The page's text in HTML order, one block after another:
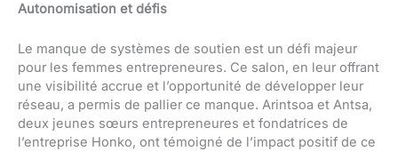
Autonomisation et défis
Le manque de systèmes de soutien est un défi majeur
pour les femmes entrepreneures. Ce salon, en leur offrant
une visibilité accrue et l’opportunité de développer leur
réseau, a permis de pallier ce manque. Arintsoa et Antsa,
deux jeunes sœurs entrepreneures et fondatrices de
l’entreprise Honko, ont témoigné de l’impact positif de ce